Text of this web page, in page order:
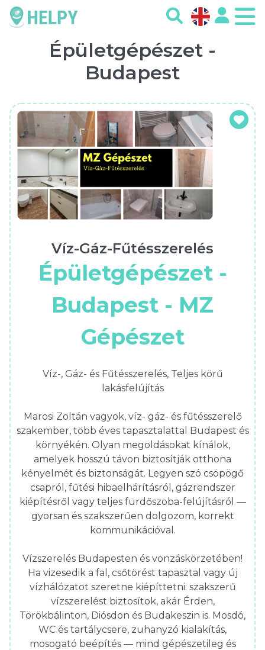
Épületgépészet -
Budapest
Víz-Gáz-Fűtésszerelés
Épületgépészet -
Budapest - MZ
Gépészet
Víz-, Gáz- és Fűtésszerelés, Teljes körű
lakásfelújítás
Marosi Zoltán vagyok, víz- gáz- és fűtésszerelő
szakember, több éves tapasztalattal Budapest és
környékén. Olyan megoldásokat kínálok,
amelyek hosszú távon biztosítják otthona
kényelmét és biztonságát. Legyen szó csöpögő
csapról, fűtési hibaelhárításról, gázrendszer
kiépítésről vagy teljes fürdőszoba-felújításról —
gyorsan és szakszerűen dolgozom, korrekt
kommunikációval.
Vízszerelés Budapesten és vonzáskörzetében!
Ha vizesedik a fal, csőtörést tapasztal vagy új
vízhálózatot szeretne kiépíttetni: szakszerű
vízszerelést biztosítok, akár Érden,
Törökbálinton, Diósdon és Budakeszin is. Mosdó,
WC és tartálycsere, zuhanyzó kialakítás,
mosogató beépítés — mind gépészetileg és